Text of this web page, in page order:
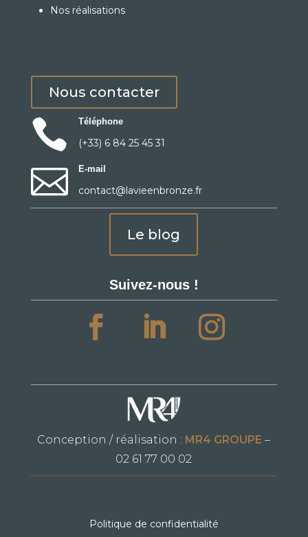
Nos réalisations
Nous contacter
 Téléphone
(+33) 6 84 25 45 31
 E-mail
contact@lavieenbronze.fr
Le blog
Suivez-nous !
Conception / réalisation : MR4 GROUPE –
02 61 77 00 02
Politique de confidentialité